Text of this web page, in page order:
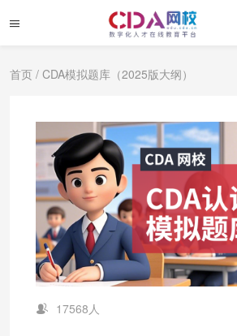
首页 / CDA模拟题库（2025版大纲）
17568人